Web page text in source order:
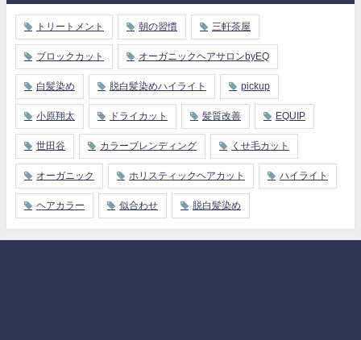
トリートメント 朝の習慣 三軒茶屋
ブロックカット オーガニックヘアサロンbyEQ
白髪染め 脱白髪染めハイライト pickup
小原翔太 ドライカット 髪質改善 EQUIP
世田谷 カラーブレンディング くせ毛カット
オーガニック ホリスティックヘアカット ハイライト
ヘアカラー 似合わせ 脱白髪染め